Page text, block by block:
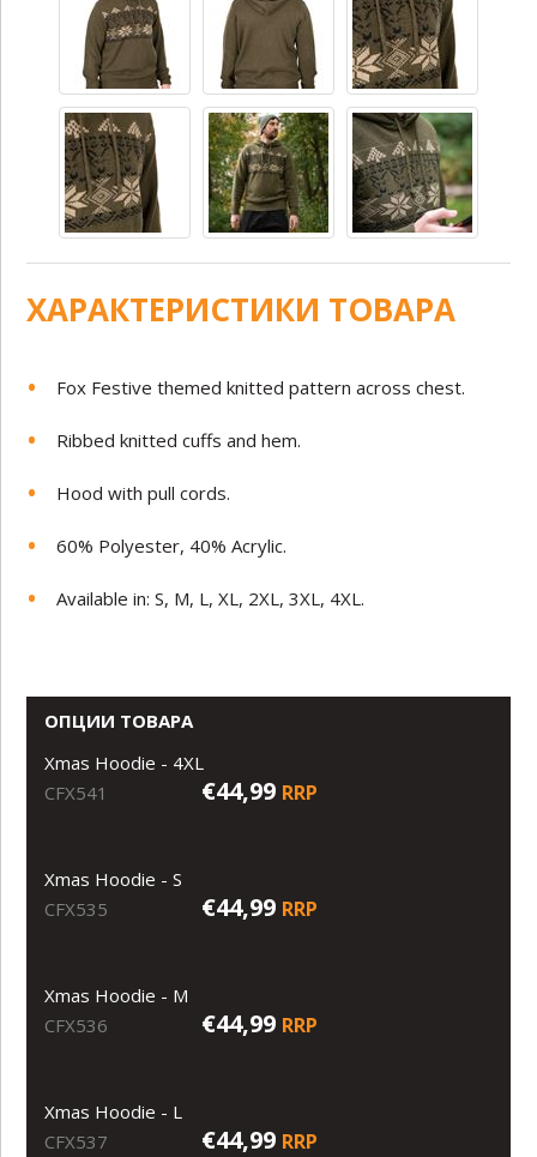
ХАРАКТЕРИСТИКИ ТОВАРА
Fox Festive themed knitted pattern across chest.
Ribbed knitted cuffs and hem.
Hood with pull cords.
60% Polyester, 40% Acrylic.
Available in: S, M, L, XL, 2XL, 3XL, 4XL.
ОПЦИИ ТОВАРА
Xmas Hoodie - 4XL
CFX541
€44,99 RRP
Xmas Hoodie - S
CFX535
€44,99 RRP
Xmas Hoodie - M
CFX536
€44,99 RRP
Xmas Hoodie - L
CFX537
€44,99 RRP